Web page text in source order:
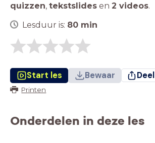
quizzen, tekstslides en 2 videos.
Lesduur is: 80 min
Start les Bewaar Deel
Printen
Onderdelen in deze les